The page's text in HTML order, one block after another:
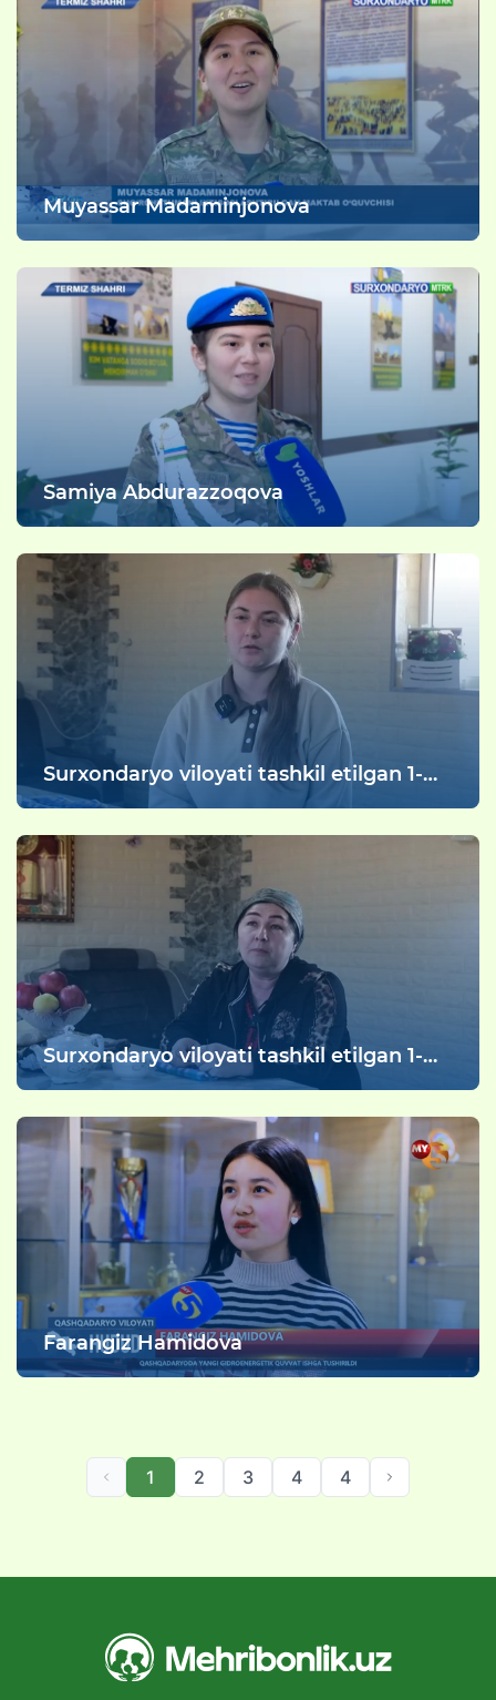
Muyassar Madaminjonova
Samiya Abdurazzoqova
Surxondaryo viloyati tashkil etilgan 1-
sonli “Oilaviy bolalar uyi” tarbiyalanuvchi
Surxondaryo viloyati tashkil etilgan 1-
sonli “Oilaviy bolalar uyi” onasi
Farangiz Hamidova
1 2 3 4 4